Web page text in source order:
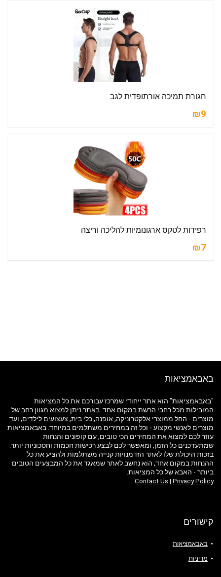
חגורת תמיכה אורתופדית לגב
₪9
רפידות לטקס ארגונומיות להליכה וריצה
₪7
באבאמציאות
"באבאמציאות" הוא אתר ייחודי שמרכז עבורכם את כל המציאות
המובילות מכל רחבי הרשת במקום אחד. באתר ניתן למצוא מגוון רחב של
מוצרים - החל ממוצרי אלקטרוניקה, אופנה, כלי בית, צעצועים לילדים, ועד
מוצרים לאנשי מקצוע - וכל זה במחירים משתלמים במיוחד. באבאמציאות
עוזר לכם למצוא את המחירים הכי טובים, עם קופונים והנחות
שמתעדכנים כל הזמן, ומאפשר לכם לבצע רכישות חכמות וחסכוניות יותר.
בזכות היכולת שלו לאתר הזדמנויות קנייה משתלמות ולהציע את כל
ההנחות במקום אחד, הוא נחשב לאתר שמאגד את כל המבצעים הטובים
ביותר - האבא של כל המציאות.
Contact Us | Privacy Policy
קישורים
באבאמציאות
מדיניות